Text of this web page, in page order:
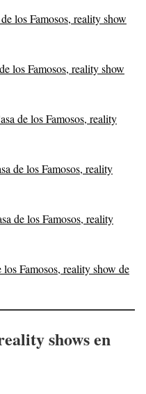
los Famosos, reality show
los Famosos, reality show
de los Famosos, reality
de los Famosos, reality
de los Famosos, reality
Famosos, reality show de
shows en